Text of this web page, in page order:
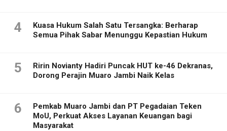
4
Kuasa Hukum Salah Satu Tersangka: Berharap
Semua Pihak Sabar Menunggu Kepastian Hukum
5
Ririn Novianty Hadiri Puncak HUT ke-46 Dekranas,
Dorong Perajin Muaro Jambi Naik Kelas
6
Pemkab Muaro Jambi dan PT Pegadaian Teken
MoU, Perkuat Akses Layanan Keuangan bagi
Masyarakat